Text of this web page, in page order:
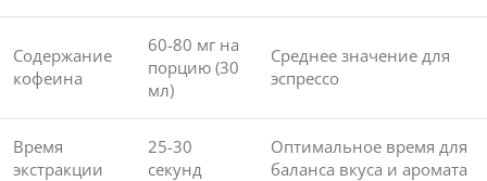
Содержание
кофеина
60-80 мг на
порцию (30
мл)
Среднее значение для
эспрессо
Время
экстракции
25-30
секунд
Оптимальное время для
баланса вкуса и аромата